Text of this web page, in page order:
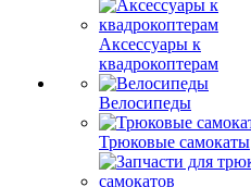
Аксессуары к
квадрокоптерам
Велосипеды
Трюковые самокаты